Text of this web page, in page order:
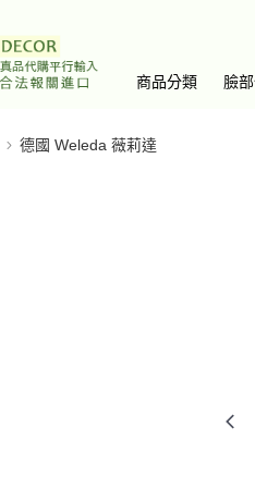
商品分類 臉
德國 Weleda 薇莉達